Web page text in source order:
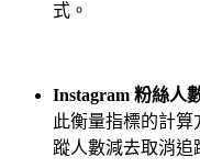
式。
Instagram 粉絲人
此衡量指標的計算
蹤人數減去取消追